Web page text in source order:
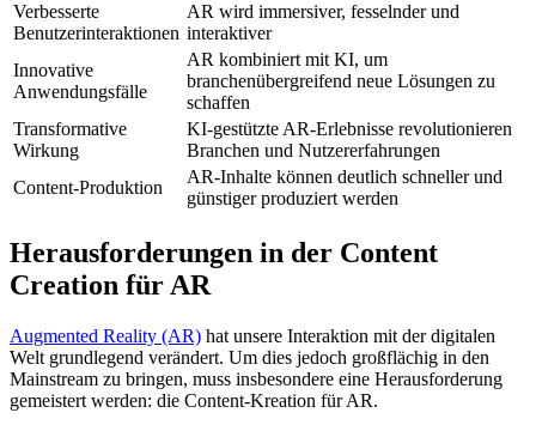
Verbesserte
Benutzerinteraktionen
AR wird immersiver, fesselnder und
interaktiver
Innovative
Anwendungsfälle
AR kombiniert mit KI, um
branchenübergreifend neue Lösungen zu
schaffen
Transformative
Wirkung
KI-gestützte AR-Erlebnisse revolutionieren
Branchen und Nutzererfahrungen
Content-Produktion
AR-Inhalte können deutlich schneller und
günstiger produziert werden
Herausforderungen in der Content
Creation für AR
Augmented Reality (AR) hat unsere Interaktion mit der digitalen
Welt grundlegend verändert. Um dies jedoch großflächig in den
Mainstream zu bringen, muss insbesondere eine Herausforderung
gemeistert werden: die Content-Kreation für AR.